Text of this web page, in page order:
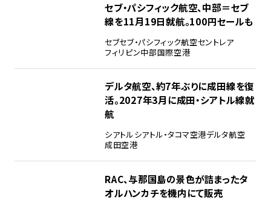
セブ・パシフィック航空、中部＝セブ
線を11月19日就航。100円セールも
セブセブ・パシフィック航空セントレア
フィリピン中部国際空港
デルタ航空、約7年ぶりに成田線を復
活。2027年3月に成田・シアトル線就
航
シアトルシアトル・タコマ空港デルタ航空
成田空港
RAC、与那国島の景色が詰まったタ
オルハンカチを機内にて販売